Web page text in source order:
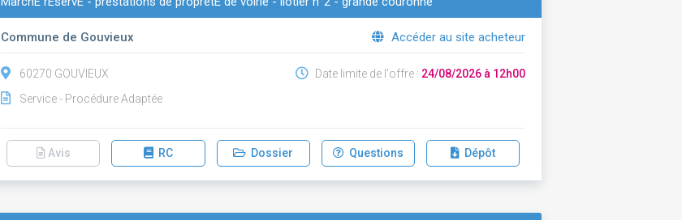
Commune de Gouvieux Accéder au site acheteur
60270 GOUVIEUX
Service - Procédure Adaptée
Date limite de l'offre : 24/08/2026 à 12h00
Avis RC Dossier Questions Dépôt